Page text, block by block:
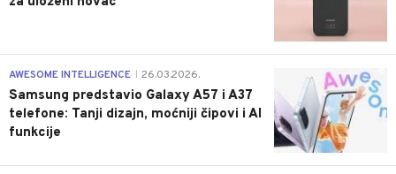
AWESOME INTELLIGENCE 26.03.2026.
Samsung predstavio Galaxy A57 i A37
telefone: Tanji dizajn, moćniji čipovi i AI
funkcije